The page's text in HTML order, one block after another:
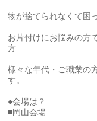
物が捨てられなくて困
お片付けにお悩みの方
方
様々な年代・ご職業の
す。
●会場は？
■岡山会場